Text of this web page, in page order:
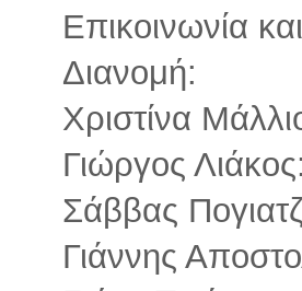
Επικοινωνία
Διανομή:
Χριστίνα
Γιώργος
Σάββας
Γιάννης